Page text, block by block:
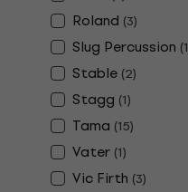
Roland (3)
Slug Percussion (1
Stable (2)
Stagg (1)
Tama (15)
Vater (1)
Vic Firth (3)